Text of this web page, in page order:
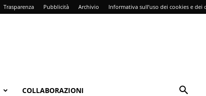
Trasparenza Pubblicità Archivio Informativa sull’uso dei cookies e dei
COLLABORAZIONI